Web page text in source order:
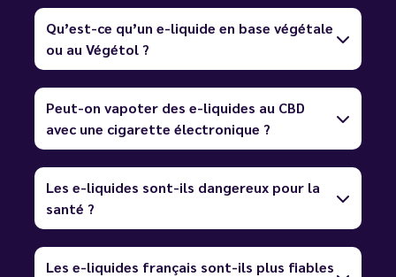
Qu’est-ce qu’un e-liquide en base végétale
ou au Végétol ?
Peut-on vapoter des e-liquides au CBD
avec une cigarette électronique ?
Les e-liquides sont-ils dangereux pour la
santé ?
Les e-liquides français sont-ils plus fiables